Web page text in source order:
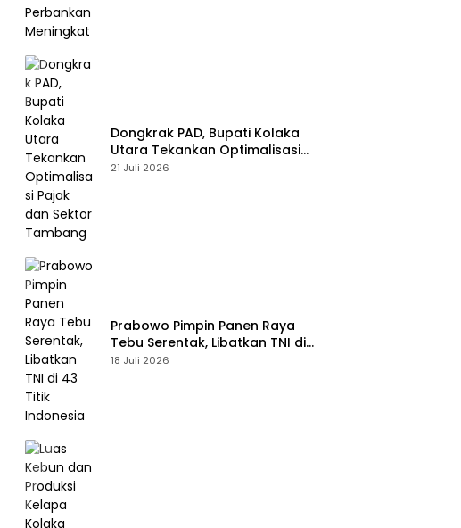
Dongkrak PAD, Bupati Kolaka
Utara Tekankan Optimalisasi
Pajak dan Sektor Tambang
21 Juli 2026
Prabowo Pimpin Panen Raya
Tebu Serentak, Libatkan TNI di
43 Titik Indonesia
18 Juli 2026